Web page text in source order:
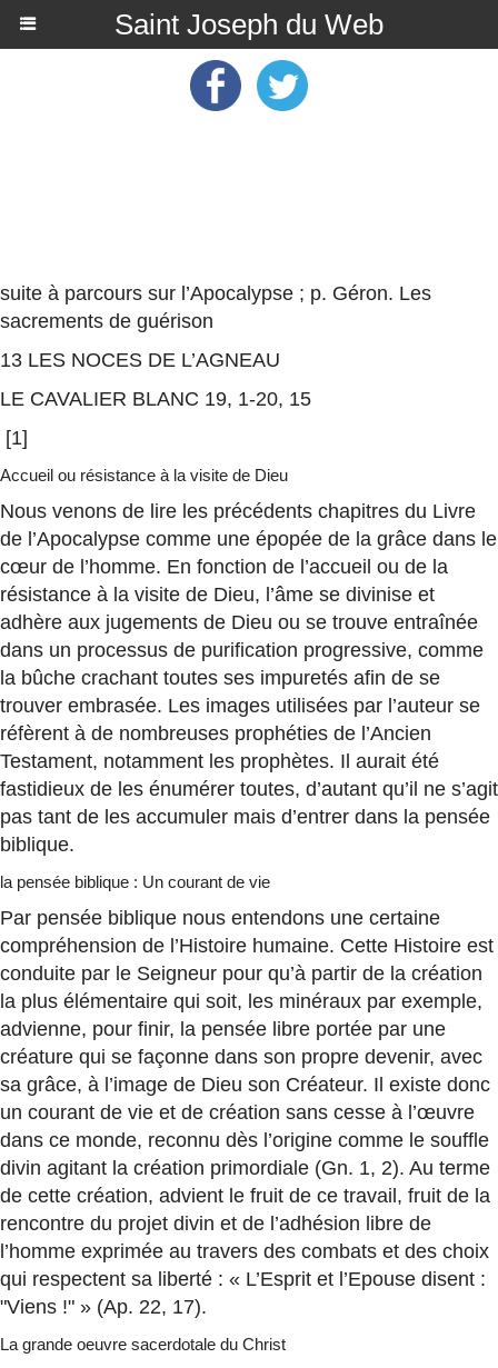
Saint Joseph du Web
suite à parcours sur l’Apocalypse ; p. Géron. Les
sacrements de guérison
13 LES NOCES DE L’AGNEAU
LE CAVALIER BLANC 19, 1-20, 15
[1]
Accueil ou résistance à la visite de Dieu
Nous venons de lire les précédents chapitres du Livre
de l’Apocalypse comme une épopée de la grâce dans le
cœur de l’homme. En fonction de l’accueil ou de la
résistance à la visite de Dieu, l’âme se divinise et
adhère aux jugements de Dieu ou se trouve entraînée
dans un processus de purification progressive, comme
la bûche crachant toutes ses impuretés afin de se
trouver embrasée. Les images utilisées par l’auteur se
réfèrent à de nombreuses prophéties de l’Ancien
Testament, notamment les prophètes. Il aurait été
fastidieux de les énumérer toutes, d’autant qu’il ne s’agit
pas tant de les accumuler mais d’entrer dans la pensée
biblique.
la pensée biblique : Un courant de vie
Par pensée biblique nous entendons une certaine
compréhension de l’Histoire humaine. Cette Histoire est
conduite par le Seigneur pour qu’à partir de la création
la plus élémentaire qui soit, les minéraux par exemple,
advienne, pour finir, la pensée libre portée par une
créature qui se façonne dans son propre devenir, avec
sa grâce, à l’image de Dieu son Créateur. Il existe donc
un courant de vie et de création sans cesse à l’œuvre
dans ce monde, reconnu dès l’origine comme le souffle
divin agitant la création primordiale (Gn. 1, 2). Au terme
de cette création, advient le fruit de ce travail, fruit de la
rencontre du projet divin et de l’adhésion libre de
l’homme exprimée au travers des combats et des choix
qui respectent sa liberté : « L’Esprit et l’Epouse disent :
"Viens !" » (Ap. 22, 17).
La grande oeuvre sacerdotale du Christ